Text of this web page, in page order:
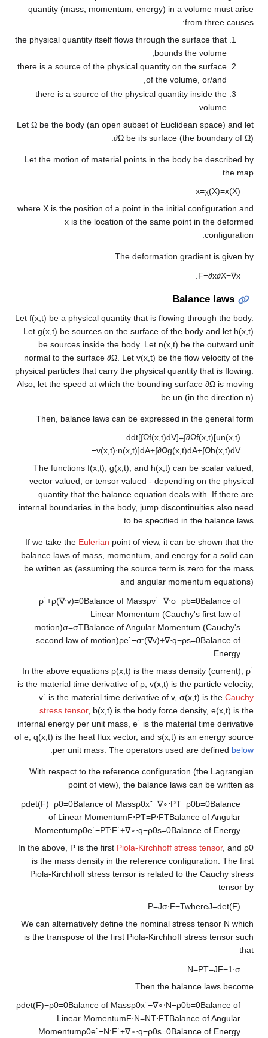
quantity (mass, momentum, energy) in a
the physical quantity itself flows through the
there is a source of the physical quantity on
of the
there is a source of the physical quantity
LetΩbe the body (an open subset of
∂ Ωbe its surface
Let the motion of material points in the
where Xis the position of a point in the initial
xis the location of the same
The deformation
Letf(x,t)be a physical quantity that is flowing
Let g(x, t)be sources on the surface of the
be sources inside the body. Letn (x,t)
normal to the surface ∂Ω. Letv(x,t )be the
physical particles that carry the physical
Also, let the speed at which the bounding
beu
Then, balance laws can be expressed
ddt[∫Ωf(x,t
−v(x,t)⋅n(x,t)]dA+∫∂Ω
.
The functionsf( x,t), g(x t), andh(x,t)can
vector valued, or tensor valued -
quantity that the balance equation
internal boundaries in the body, jump
to be specified in
If we take theEulerian point of view, it can
balance laws of mass, momentum, and
be written as (assuming the source term is
and angular
ρ˙+ρ(∇⋅v)=0Balance of Massρv ˙−∇
Linear Momentum
motion)σ=σ TBalance of Angular
second law of motion)ρe˙−σ:(∇v)+
In the above equationsρ(x,t) is the mass
is the material time derivative ofρ ,v(x,t)is
v ˙is the material time derivative ofv,
stress tensor,b( x,t)is the body force
internal energy per unit mass,e ˙is the
ofe, q(x,t)is the heat flux vector, ands(x,t)
per unit mass. The operators used
.
With respect to the reference
point of view), the balance laws
ρdet (F)−ρ0=0Balance of Massρ0x¨−∇∘
of Linear MomentumF⋅PT=P⋅F
Momentumρ0e˙−PT:F˙+ ∇∘ ⋅q−ρ0s=
In the above,Pis the firstPiola-Kirchhoff
is the mass density in the reference
Piola-Kirchhoff stress tensor is related to
P=Jσ
We can alternatively define the nominal
is the transpose of the first Piola-Kirchhoff
Then the
ρdet (F)−ρ0=0Balance of Massρ0x¨−∇∘⋅
Linear MomentumF⋅N=NT⋅F
Momentumρ0e˙−N:F˙+ ∇∘ ⋅q−ρ0s=